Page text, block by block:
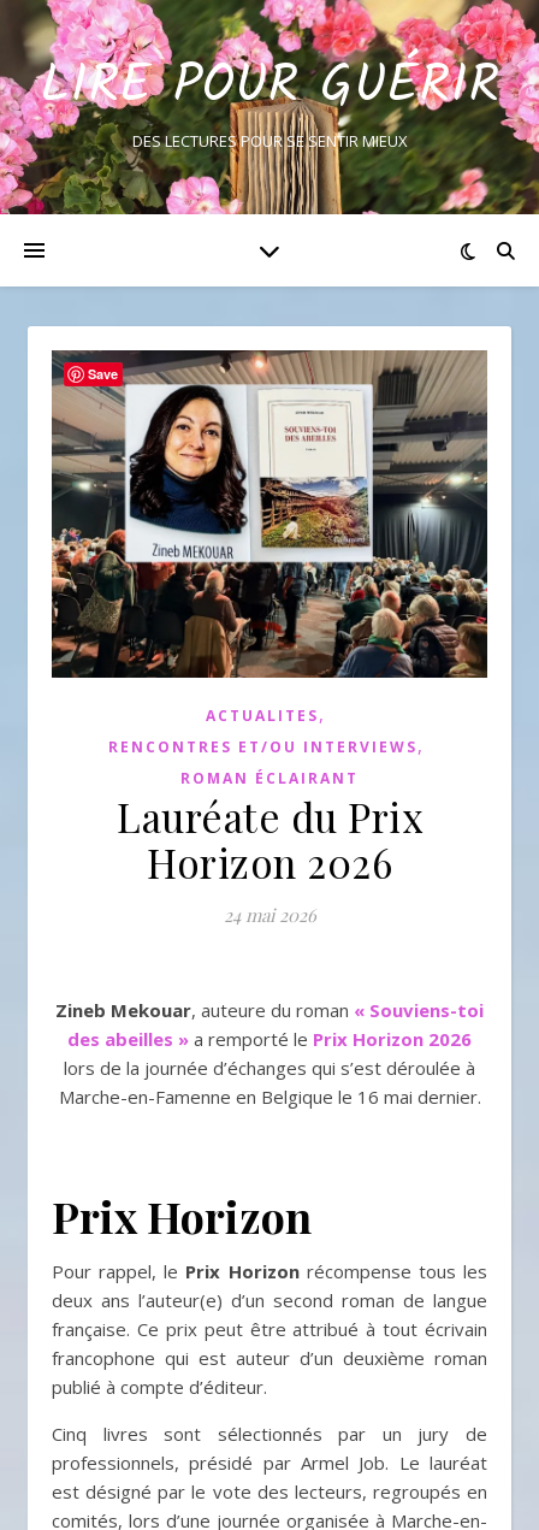
LIRE POUR GUÉRIR
DES LECTURES POUR SE SENTIR MIEUX
ACTUALITES,
RENCONTRES ET/OU INTERVIEWS,
ROMAN ÉCLAIRANT
Lauréate du Prix
Horizon 2026
24 mai 2026
Zineb Mekouar, auteure du roman « Souviens-toi
des abeilles » a remporté le Prix Horizon 2026
lors de la journée d’échanges qui s’est déroulée à
Marche-en-Famenne en Belgique le 16 mai dernier.
Prix Horizon
Pour rappel, le Prix Horizonrécompense tous les
deux ans l’auteur(e) d’un second roman de langue
française. Ce prix peut être attribué à tout écrivain
francophone qui est auteur d’un deuxième roman
publié à compte d’éditeur.
Cinq livres sont sélectionnés par un jury de
professionnels, présidé par Armel Job. Le lauréat
est désigné par le vote des lecteurs, regroupés en
comités, lors d’une journée organisée à Marche-en-
Save